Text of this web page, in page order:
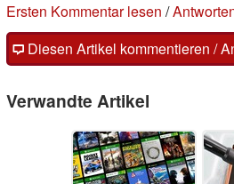
Ersten Kommentar lesen /
Diesen Artikel kommentieren /
Verwandte Artikel